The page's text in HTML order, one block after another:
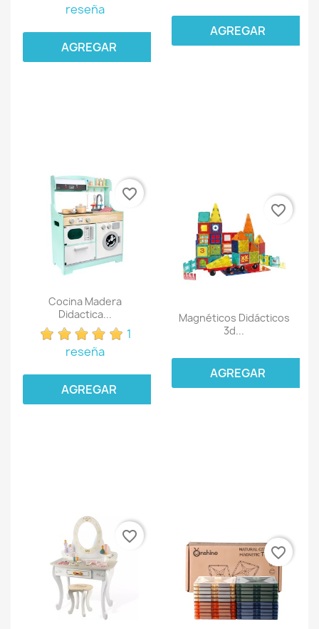
reseña
AGREGAR
AGREGAR
Cocina Madera
Didactica...
1
reseña
AGREGAR
favorite_border
Magnéticos Didácticos
3d...
AGREGAR
favorite_border
favorite_border
favorite_border